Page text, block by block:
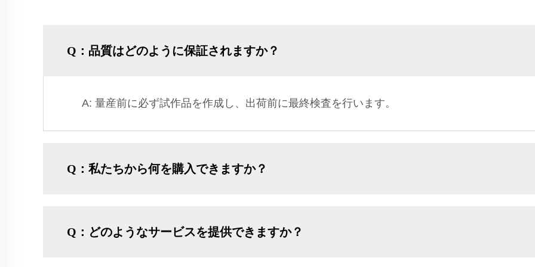
Q：品質はどのように保証されますか？
A: 量産前に必ず試作品を作成し、出荷前に最終検査を行います。
Q：私たちから何を購入できますか？
Q：どのようなサービスを提供できますか？